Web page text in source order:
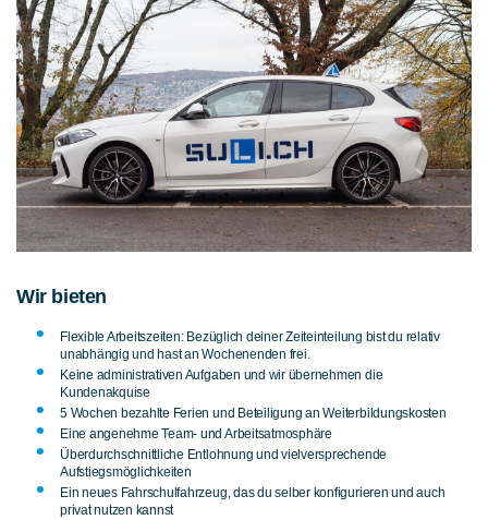
Wir bieten
Flexible Arbeitszeiten: Bezüglich deiner Zeiteinteilung bist du relativ
unabhängig und hast an Wochenenden frei.
Keine administrativen Aufgaben und wir übernehmen die
Kundenakquise
5 Wochen bezahlte Ferien und Beteiligung an Weiterbildungskosten
Eine angenehme Team- und Arbeitsatmosphäre
Überdurchschnittliche Entlohnung und vielversprechende
Aufstiegsmöglichkeiten
Ein neues Fahrschulfahrzeug, das du selber konfigurieren und auch
privat nutzen kannst